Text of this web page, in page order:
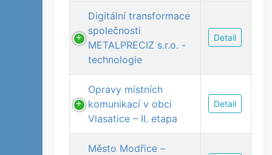
Digitální transformace
společnosti
METALPRECIZ s.r.o. -
technologie
Detail
Opravy místních
komunikací v obci
Vlasatice – II. etapa
Detail
Město Modřice –